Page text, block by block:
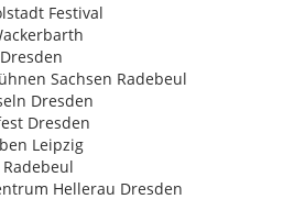
Festival
Sachsen Radebeul
Dresden
Dresden
Leipzig
Hellerau Dresden